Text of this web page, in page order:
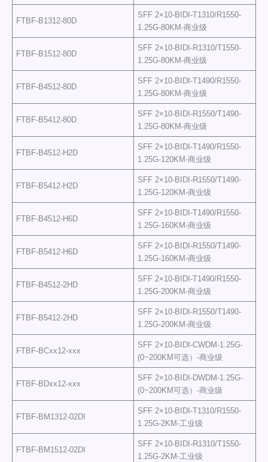
FTBF-B1312-80D
SFF 2×10-BIDI-T1310/R1550-
1.25G-80KM-商业级
FTBF-B1512-80D
SFF 2×10-BIDI-R1310/T1550-
1.25G-80KM-商业级
FTBF-B4512-80D
SFF 2×10-BIDI-T1490/R1550-
1.25G-80KM-商业级
FTBF-B5412-80D
SFF 2×10-BIDI-R1550/T1490-
1.25G-80KM-商业级
FTBF-B4512-H2D
SFF 2×10-BIDI-T1490/R1550-
1.25G-120KM-商业级
FTBF-B5412-H2D
SFF 2×10-BIDI-R1550/T1490-
1.25G-120KM-商业级
FTBF-B4512-H6D
SFF 2×10-BIDI-T1490/R1550-
1.25G-160KM-商业级
FTBF-B5412-H6D
SFF 2×10-BIDI-R1550/T1490-
1.25G-160KM-商业级
FTBF-B4512-2HD
SFF 2×10-BIDI-T1490/R1550-
1.25G-200KM-商业级
FTBF-B5412-2HD
SFF 2×10-BIDI-R1550/T1490-
1.25G-200KM-商业级
FTBF-BCxx12-xxx
SFF 2×10-BIDI-CWDM-1.25G-
(0~200KM可选）-商业级
FTBF-BDxx12-xxx
SFF 2×10-BIDI-DWDM-1.25G-
(0~200KM可选）-商业级
FTBF-BM1312-02DI
SFF 2×10-BIDI-T1310/R1550-
1.25G-2KM-工业级
FTBF-BM1512-02DI
SFF 2×10-BIDI-R1310/T1550-
1.25G-2KM-工业级